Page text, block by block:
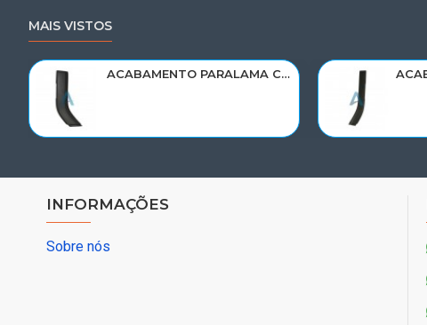
MAIS VISTOS
ACABAMENTO PARALAMA CABINE SCANIA NTG P/G/R/S LE PARTE TRAS 2297995
INFORMAÇÕES
Sobre nós